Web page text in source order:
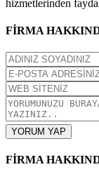
hizmetlerinden
FİRMA
YORUM YAP
FİRMA